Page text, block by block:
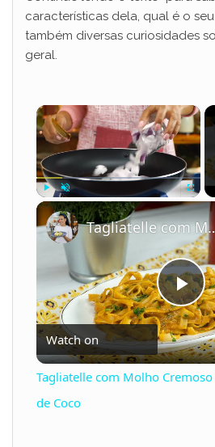
características dela, qual é o
também diversas curiosidades
geral.
×
Play Unmute
P
l
Tagliatelle com Molho
Watch on
Tagliatelle com Molho
de Coco